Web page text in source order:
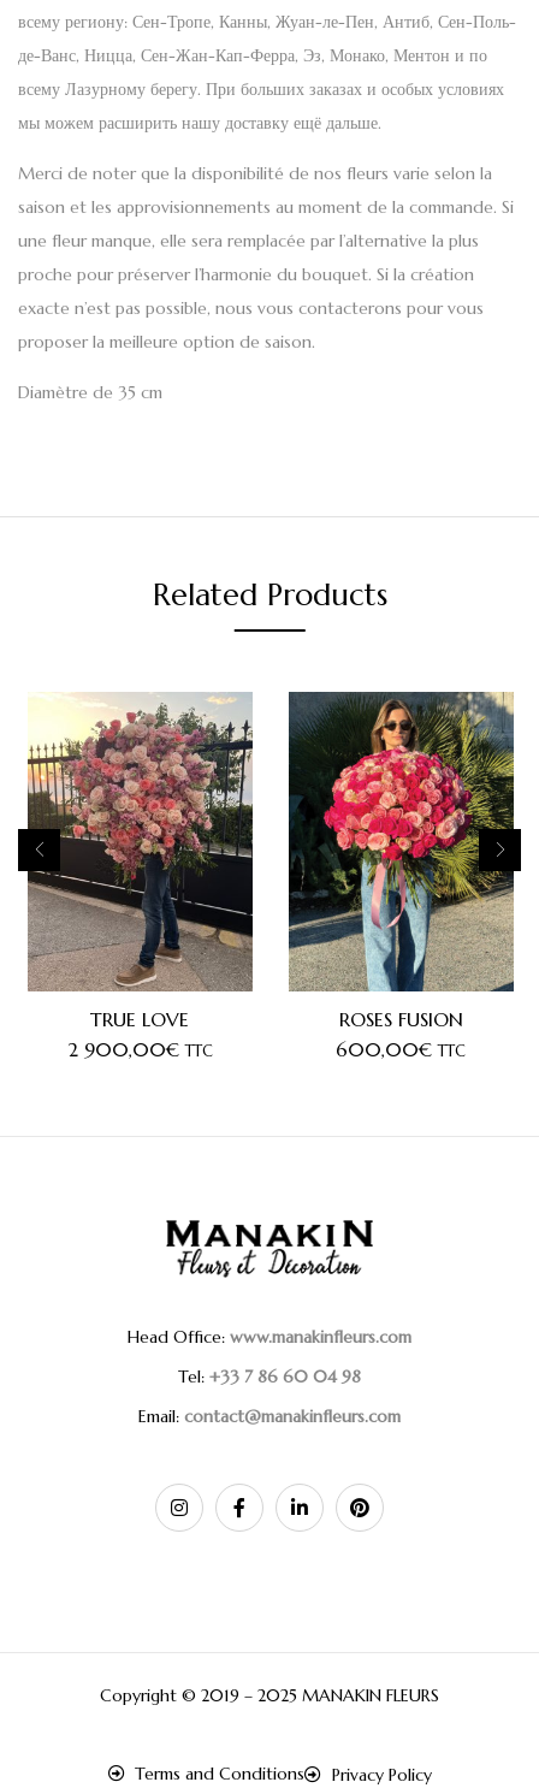
всему региону: Сен-Тропе, Канны, Жуан-ле-Пен, Антиб, Сен-Поль-
де-Ванс, Ницца, Сен-Жан-Кап-Ферра, Эз, Монако, Ментон и по
всему Лазурному берегу. При больших заказах и особых условиях
мы можем расширить нашу доставку ещё дальше.
Merci de noter que la disponibilité de nos fleurs varie selon la
saison et les approvisionnements au moment de la commande. Si
une fleur manque, elle sera remplacée par l’alternative la plus
proche pour préserver l’harmonie du bouquet. Si la création
exacte n’est pas possible, nous vous contacterons pour vous
proposer la meilleure option de saison.
Diamètre de 35 cm
Related Products
TRUE LOVE
2 900,00€ TTC
ROSES FUSION
600,00€ TTC
Head Office: www.manakinfleurs.com
Tel: +33 7 86 60 04 98
Email: contact@manakinfleurs.com
Copyright © 2019 – 2025 MANAKIN FLEURS
Terms and Conditions Privacy Policy